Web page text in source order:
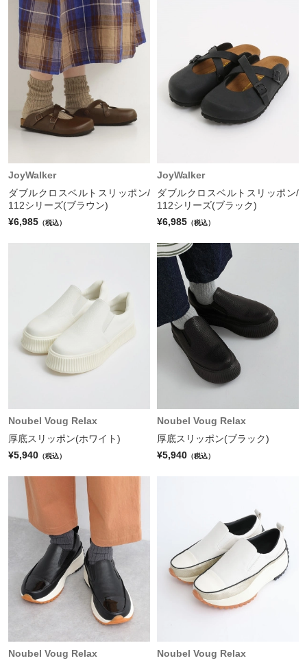
JoyWalker
ダブルクロスベルトスリッポン/
112シリーズ(ブラウン)
¥6,985 （税込）
JoyWalker
ダブルクロスベルトスリッポン/
112シリーズ(ブラック)
¥6,985 （税込）
Noubel Voug Relax
厚底スリッポン(ホワイト)
¥5,940 （税込）
Noubel Voug Relax
厚底スリッポン(ブラック)
¥5,940 （税込）
Noubel Voug Relax
Noubel Voug Relax